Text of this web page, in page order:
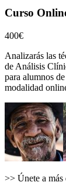
Curso
400€
Analizarás las
de Análisis
para alumnos de
modalidad
>> Únete a